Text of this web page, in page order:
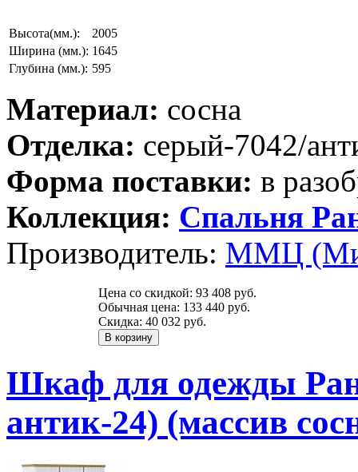
Высота(мм.):
2005
Ширина (мм.): 1645
Глубина (мм.): 595
Материал: сосна
Отделка: серый-7042/
Форма поставки: в
Коллекция: Спальня
Производитель: ММЦ
Цена со скидкой: 93 408 руб.
Обычная цена: 133 440 руб.
Скидка: 40 032 руб.
Шкаф для одежды
антик-24) (массив